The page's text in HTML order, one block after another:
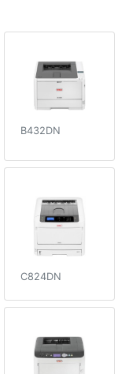
B432DN
C824DN